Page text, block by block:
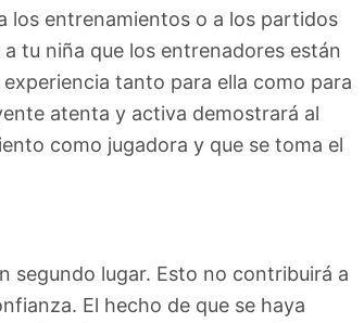
los entrenamientos o a los partidos
tu niña que los entrenadores están
tanto para ella como para
atenta y activa demostrará al
como jugadora y que se toma el
segundo lugar. Esto no contribuirá a
El hecho de que se haya